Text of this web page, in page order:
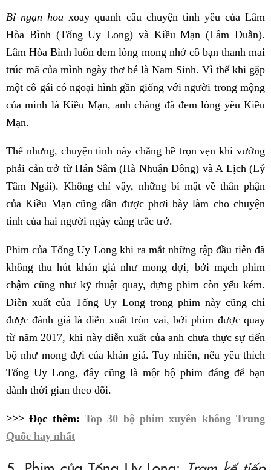
Bỉ ngạn hoa xoay quanh câu chuyện tình yêu của Lâm
Hòa Bình (Tống Uy Long) và Kiều Mạn (Lâm Duẫn).
Lâm Hòa Bình luôn đem lòng mong nhớ cô bạn thanh mai
trúc mã của mình ngày thơ bé là Nam Sinh. Vì thế khi gặp
một cô gái có ngoại hình gần giống với người trong mộng
của mình là Kiều Mạn, anh chàng đã đem lòng yêu Kiều
Mạn.
Thế nhưng, chuyện tình này chẳng hề trọn vẹn khi vướng
phải cản trở từ Hán Sâm (Hà Nhuận Đông) và A Lịch (Lý
Tâm Ngải). Không chỉ vậy, những bí mật về thân phận
của Kiều Mạn cũng dần được phơi bày làm cho chuyện
tình của hai người ngày càng trắc trở.
Phim của Tống Uy Long khi ra mắt những tập đầu tiên đã
không thu hút khán giả như mong đợi, bởi mạch phim
chậm cũng như kỹ thuật quay, dựng phim còn yếu kém.
Diễn xuất của Tống Uy Long trong phim này cũng chỉ
được đánh giá là diễn xuất tròn vai, bởi phim được quay
từ năm 2017, khi này diễn xuất của anh chưa thực sự tiến
bộ như mong đợi của khán giả. Tuy nhiên, nếu yêu thích
Tống Uy Long, đây cũng là một bộ phim đáng để bạn
dành thời gian theo dõi.
>>> Đọc thêm: Top 30 bộ phim xuyên không Trung
Quốc hay nhất